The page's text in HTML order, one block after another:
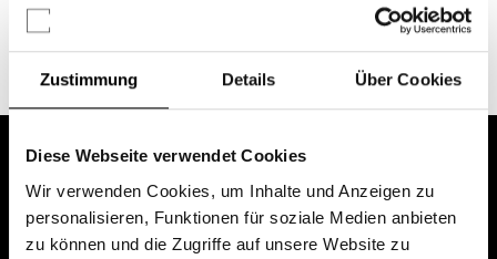
Zustimmung Details Über Cookies
Diese Webseite verwendet Cookies
Wir verwenden Cookies, um Inhalte und Anzeigen zu
personalisieren, Funktionen für soziale Medien anbieten
zu können und die Zugriffe auf unsere Website zu
Chancen & Risiken